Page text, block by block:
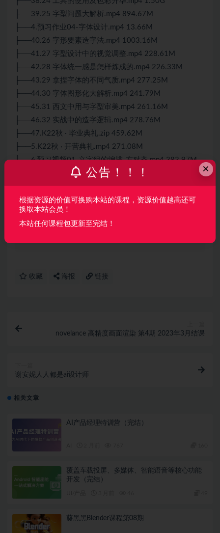
├──39.25 字型问题大解析.mp4 894.67M
├──4.预习作业04-字体设计.mp4 13.66M
├──40.26 字形要素造字法.mp4 1003.16M
├──41.27 字型设计中的视觉调整.mp4 228.61M
├──42.28 字体统一感是怎样炼成的.mp4 226.33M
├──43.29 拿捏字体的不同气质.mp4 277.25M
├──44.30 字体图形化大解析.mp4 241.79M
├──45.31 西文中用与字型审美.mp4 261.16M
├──46.32 实战中的造字逻辑.mp4 278.76M
├──47.K22秋 · 毕业典礼.zip 459.62M
├──5.K22秋 · 开营典礼.mp4 271.08M
├──6.预习视频01-文字组的编排-左对齐.mp4 383.97M
├──7.预习视频02-文字组的编排-居中对齐.mp4 358.31M
├──8.预习视频03-文字组的编排-两端对齐.mp4 311.89M
└──9.预习视频04-文字组的编排-复合对齐.mp4 305.99M
声明：本站所有资料均来源于网络以及用户发布，如对资源有争
收藏 海报 链接
novelance 高精度画面渲染 第4期 2023年3月结课
谢安妮人人都是ai设计师
相关文章
AI产品经理特训营（完结）
覆盖车载投屏、多媒体、智能语音等核心功能
开发（完结）
葵黑黑Blender课程第08期
×
公告！！！
根据资源的价值可换购本站的课程，资源价值越高还可
换取本站会员！
本站任何课程包更新至完结！